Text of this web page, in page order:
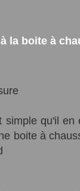
la boite à
simple qu'il
boite à